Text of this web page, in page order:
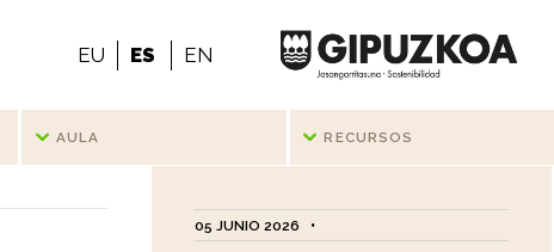
EU ES EN
AULA RECURSOS
05 JUNIO 2026 •